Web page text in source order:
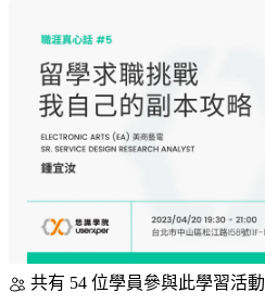
共有 54 位學員參與此學習活動